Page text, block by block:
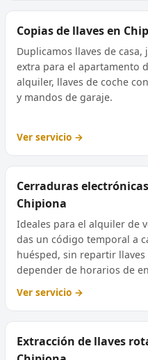
Copias de llaves en
Duplicamos llaves de casa,
extra para el apartamento
alquiler, llaves de coche
y mandos de garaje.
Ver servicio →
Cerraduras
Chipiona
Ideales para el alquiler de
das un código temporal a
huésped, sin repartir llaves
depender de horarios de
Ver servicio →
Extracción de llaves